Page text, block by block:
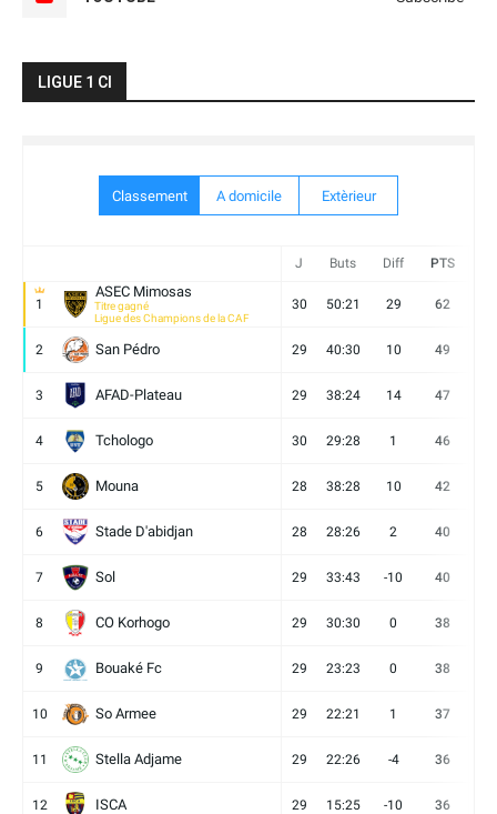
LIGUE 1 CI
Classement A domicile Extèrieur
J Buts Diff PTS
1
ASEC Mimosas
Titre gagné
Ligue des Champions de la CAF
30 50:21 29 62
2 San Pédro 29 40:30 10 49
3 AFAD-Plateau 29 38:24 14 47
4 Tchologo 30 29:28 1 46
5 Mouna 28 38:28 10 42
6 Stade D'abidjan 28 28:26 2 40
7 Sol 29 33:43 -10 40
8 CO Korhogo 29 30:30 0 38
9 Bouaké Fc 29 23:23 0 38
10 So Armee 29 22:21 1 37
11 Stella Adjame 29 22:26 -4 36
12 ISCA 29 15:25 -10 36